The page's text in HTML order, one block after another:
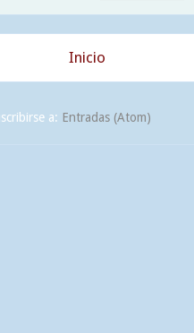
Inicio
a: Entradas (Atom)